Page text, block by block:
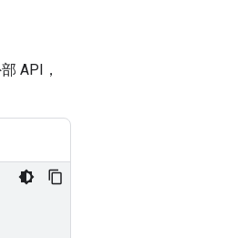
API，